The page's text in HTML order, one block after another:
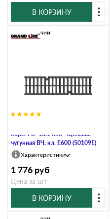
В КОРЗИНУ
Super РВ -10.14.50 - щелевая
чугунная ВЧ, кл. Е600 (50109E)
В наличии
Характеристики
1 776 руб
Цена за шт
В КОРЗИНУ